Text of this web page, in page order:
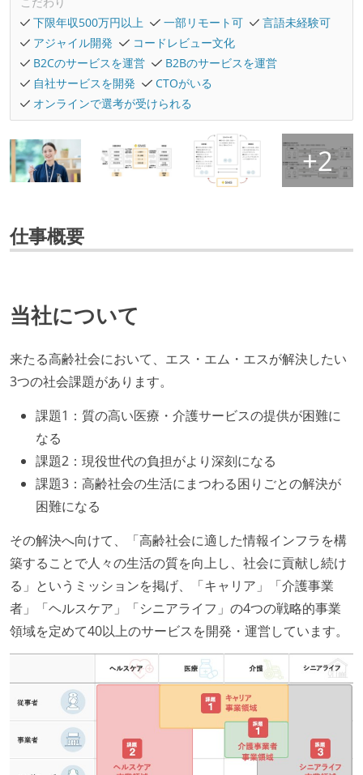
下限年収500万円以上
一部リモート可
言語未経験可
アジャイル開発
コードレビュー文化
B2Cのサービスを運営
B2Bのサービスを運営
自社サービスを開発
CTOがいる
オンラインで選考が受けられる
仕事概要
当社について
来たる高齢社会において、エス・エム・エスが解決したい
3つの社会課題があります。
課題1：質の高い医療・介護サービスの提供が困難に
なる
課題2：現役世代の負担がより深刻になる
課題3：高齢社会の生活にまつわる困りごとの解決が
困難になる
その解決へ向けて、「高齢社会に適した情報インフラを構
築することで人々の生活の質を向上し、社会に貢献し続け
る」というミッションを掲げ、「キャリア」「介護事業
者」「ヘルスケア」「シニアライフ」の4つの戦略的事業
領域を定めて40以上のサービスを開発・運営しています。